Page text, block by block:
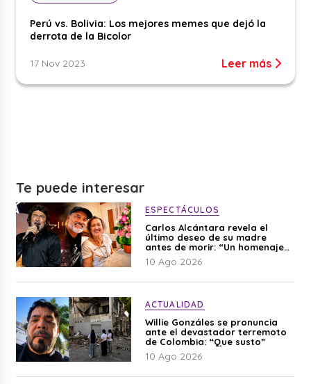
Perú vs. Bolivia: Los mejores memes que dejó la
derrota de la Bicolor
17 Nov 2023 Leer más
Te puede interesar
ESPECTÁCULOS
Carlos Alcántara revela el
último deseo de su madre
antes de morir: “Un homenaje
para mi mamá”
10 Ago 2026
ACTUALIDAD
Willie Gonzáles se pronuncia
ante el devastador terremoto
de Colombia: “Que susto”
10 Ago 2026